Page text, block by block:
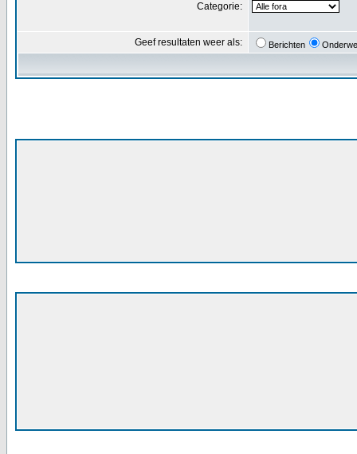
Categorie:
Geef resultaten weer als: Berichten